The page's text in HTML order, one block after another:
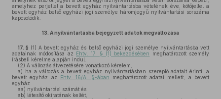
amelyhez perjellel a bevett egyház nyilvántartásba vételének éve, kötőjellel a
bevett egyház belső egyházi jogi személye háromjegyű nyilvántartási sorszáma
kapcsolódik.
13. A nyilvántartásba bejegyzett adatok megváltozása
17. § (1) A bevett egyház és belső egyházi jogi személye nyilvántartásba vett
adatainak módosítása az Ehtv. 17. § (1) bekezdésében
meghatározott személy
írásbeli kérelme alapján indul.
(2) A változás átvezetésére vonatkozó kérelem,
a) ha a változás a bevett egyház nyilvántartásban szereplő adatait érinti, a
bevett egyház az Ehtv. 16/A. §-ában meghatározott adatai mellett, a bevett
egyház
aa) nyilvántartási számát és
ab) létesítő okiratának keltét,